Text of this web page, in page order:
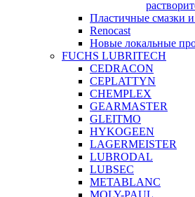
Пластичные смазки
Renocast
Новые локальные
FUCHS LUBRITECH
CEDRACON
CEPLATTYN
CHEMPLEX
GEARMASTER
GLEITMO
HYKOGEEN
LAGERMEISTER
LUBRODAL
LUBSEC
METABLANC
MOLY-PAUL